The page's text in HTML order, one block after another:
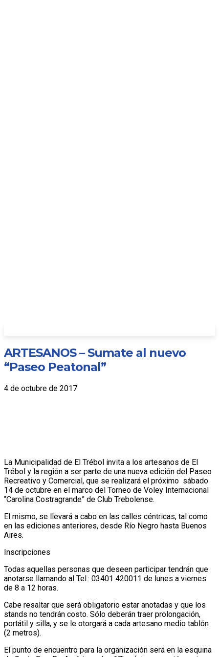
ARTESANOS – Sumate al nuevo
“Paseo Peatonal”
4 de octubre de 2017
La Municipalidad de El Trébol invita a los artesanos de El
Trébol y la región a ser parte de una nueva edición del Paseo
Recreativo y Comercial, que se realizará el próximo sábado
14 de octubre en el marco del Torneo de Voley Internacional
“Carolina Costragrande” de Club Trebolense.
El mismo, se llevará a cabo en las calles céntricas, tal como
en las ediciones anteriores, desde Río Negro hasta Buenos
Aires.
Inscripciones
Todas aquellas personas que deseen participar tendrán que
anotarse llamando al Tel.: 03401 420011 de lunes a viernes
de 8 a 12 horas.
Cabe resaltar que será obligatorio estar anotadas y que los
stands no tendrán costo. Sólo deberán traer prolongación,
portátil y silla, y se le otorgará a cada artesano medio tablón
(2 metros).
El punto de encuentro para la organización será en la esquina